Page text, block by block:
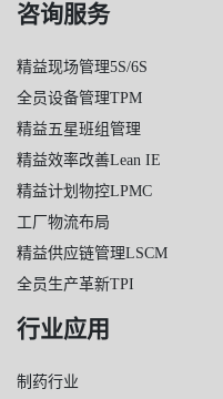
咨询服务
精益现场管理5S/6S
全员设备管理TPM
精益五星班组管理
精益效率改善Lean IE
精益计划物控LPMC
工厂物流布局
精益供应链管理LSCM
全员生产革新TPI
行业应用
制药行业